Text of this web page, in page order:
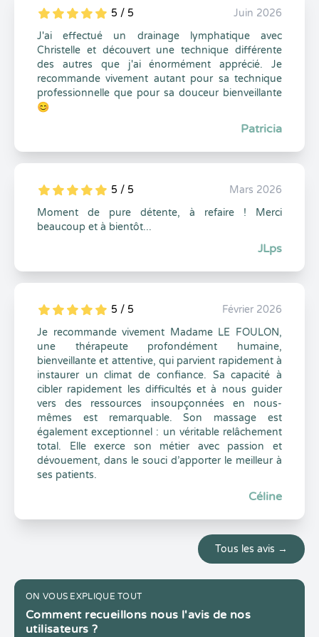
5
1
5
0 5 / 5
Juin 2026
J'ai effectué un drainage lymphatique avec
Christelle et découvert une technique différente
des autres que j'ai énormément apprécié. Je
recommande vivement autant pour sa technique
professionnelle que pour sa douceur bienveillante
😊
Patricia
5
1
5
0 5 / 5
Mars 2026
Moment de pure détente, à refaire ! Merci
beaucoup et à bientôt...
JLps
5
1
5
0 5 / 5
Février 2026
Je recommande vivement Madame LE FOULON,
une thérapeute profondément humaine,
bienveillante et attentive, qui parvient rapidement à
instaurer un climat de confiance. Sa capacité à
cibler rapidement les difficultés et à nous guider
vers des ressources insoupçonnées en nous-
mêmes est remarquable. Son massage est
également exceptionnel : un véritable relâchement
total. Elle exerce son métier avec passion et
dévouement, dans le souci d’apporter le meilleur à
ses patients.
Céline
Tous les avis →
ON VOUS EXPLIQUE TOUT
Comment recueillons nous l'avis de nos
utilisateurs ?